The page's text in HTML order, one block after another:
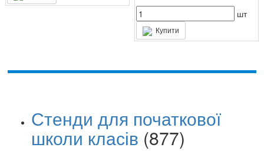
шт
Купити
Стенди для початкової
школи класів (877)